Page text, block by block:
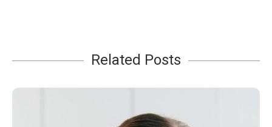
Related Posts